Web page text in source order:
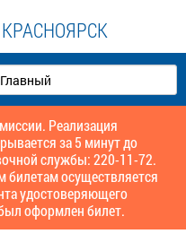
Реализация
за 5 минут до
службы: 220-11-72.
билетам осуществляется
удостоверяющего
оформлен билет.